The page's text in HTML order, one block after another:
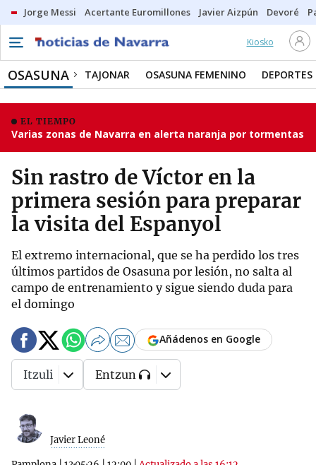
Jorge Messi Acertante Euromillones Javier Aizpún Devoré
Kiosko
OSASUNA TAJONAR OSASUNA FEMENINO DEPORTES
EL TIEMPO
Varias zonas de Navarra en alerta naranja por tormentas
Sin rastro de Víctor en la
primera sesión para preparar
la visita del Espanyol
El extremo internacional, que se ha perdido los tres
últimos partidos de Osasuna por lesión, no salta al
campo de entrenamiento y sigue siendo duda para
el domingo
Javier Leoné
Añádenos en Google
Itzuli Entzun